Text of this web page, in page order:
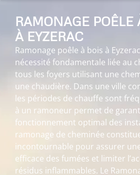
RAMONAGE POÊLE
À EYZERAC
Ramonage poêle à bois à
nécessité fondamentale liée au
tous les foyers utilisant une
une chaudière. Dans une ville
les périodes de chauffe sont
à un ramoneur permet de
fonctionnement optimal des
ramonage de cheminée
incontournable pour assurer
efficace des fumées et limiter
résidus inflammables. Le